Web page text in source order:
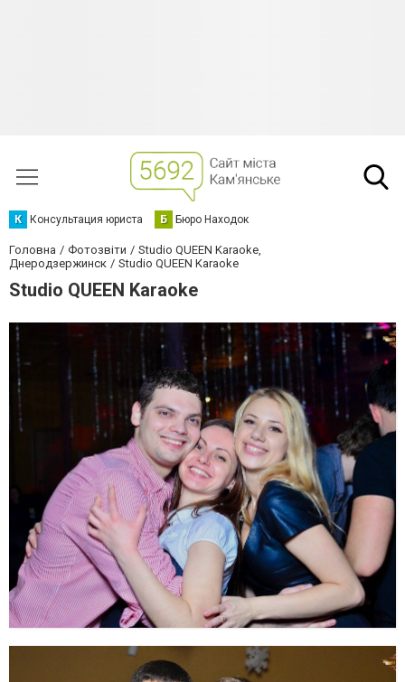
К Консультация юриста Б Бюро Находок
Головна Фотозвіти
Studio QUEEN Karaoke,
Днеродзержинск
Studio QUEEN Karaoke
Studio QUEEN Karaoke